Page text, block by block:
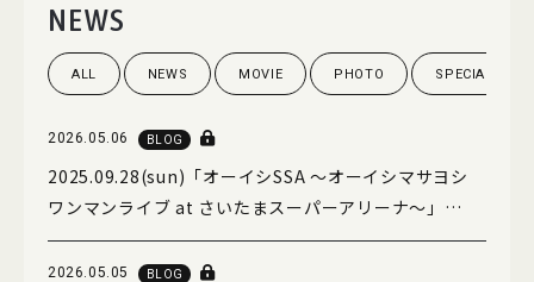
ムービー
フォト スペシャル
NEWS
ALL NEWS MOVIE PHOTO SPECIAL
2026.05.06 BLOG
2025.09.28(sun)「オーイシSSA ～オーイシマサヨシ
ワンマンライブ at さいたまスーパーアリーナ～」
Day2 ライブレポート
2026.05.05 BLOG